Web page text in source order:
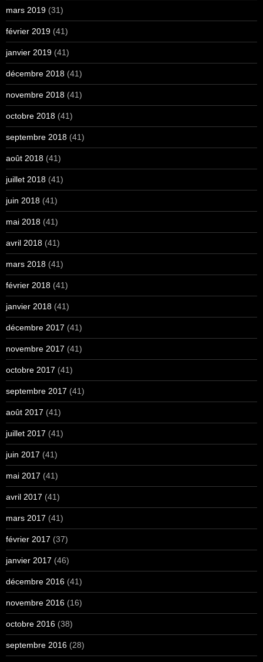
mars 2019 (31)
février 2019 (41)
janvier 2019 (41)
décembre 2018 (41)
novembre 2018 (41)
octobre 2018 (41)
septembre 2018 (41)
août 2018 (41)
juillet 2018 (41)
juin 2018 (41)
mai 2018 (41)
avril 2018 (41)
mars 2018 (41)
février 2018 (41)
janvier 2018 (41)
décembre 2017 (41)
novembre 2017 (41)
octobre 2017 (41)
septembre 2017 (41)
août 2017 (41)
juillet 2017 (41)
juin 2017 (41)
mai 2017 (41)
avril 2017 (41)
mars 2017 (41)
février 2017 (37)
janvier 2017 (46)
décembre 2016 (41)
novembre 2016 (16)
octobre 2016 (38)
septembre 2016 (28)